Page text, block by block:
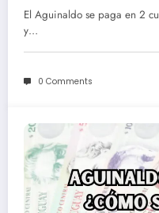
El Aguinaldo se paga en 2
y…
0 Comments